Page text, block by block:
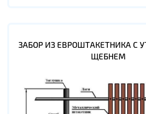
ЗАБОР ИЗ ЕВРОШТАКЕТНИКА С
ЩЕБНЕМ